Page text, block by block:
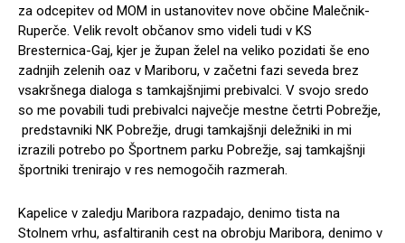
za odcepitev od MOM in ustanovitev nove občine Malečnik-
Ruperče. Velik revolt občanov smo videli tudi v KS
Bresternica-Gaj, kjer je župan želel na veliko pozidati še eno
zadnjih zelenih oaz v Mariboru, v začetni fazi seveda brez
vsakršnega dialoga s tamkajšnjimi prebivalci. V svojo sredo
so me povabili tudi prebivalci največje mestne četrti Pobrežje,
predstavniki NK Pobrežje, drugi tamkajšnji deležniki in mi
izrazili potrebo po Športnem parku Pobrežje, saj tamkajšnji
športniki trenirajo v res nemogočih razmerah.
Kapelice v zaledju Maribora razpadajo, denimo tista na
Stolnem vrhu, asfaltiranih cest na obrobju Maribora, denimo v